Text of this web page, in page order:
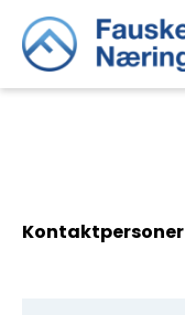
Kontaktpersoner